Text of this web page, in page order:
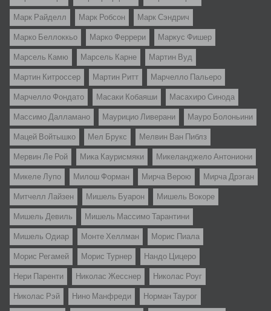
Марк Райделл Марк Робсон Марк Сэндрич
Марко Беллоккьо Марко Феррери Маркус Фишер
Марсель Камю Марсель Карне Мартин Вуд
Мартин Китроссер Мартин Ритт Марчелло Пальеро
Марчелло Фондато Масаки Кобаяши Масахиро Синода
Массимо Далламано Маурицио Ливерани Мауро Болоньини
Мацей Войтышко Мел Брукс Мелвин Ван Пиблз
Мервин Ле Рой Мика Каурисмяки Микеланджело Антониони
Микеле Лупо Милош Форман Мирча Верою Мирча Дрэган
Митчелл Лайзен Мишель Буарон Мишель Вокоре
Мишель Девиль Мишель Массимо Тарантини
Мишель Одиар Монте Хеллман Морис Пиала
Морис Регамей Морис Турнер Нандо Цицеро
Нери Паренти Николас Жесснер Николас Роуг
Николас Рэй Нино Манфреди Норман Таурог